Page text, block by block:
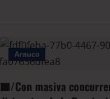
Arauco
🟦/Con masiva